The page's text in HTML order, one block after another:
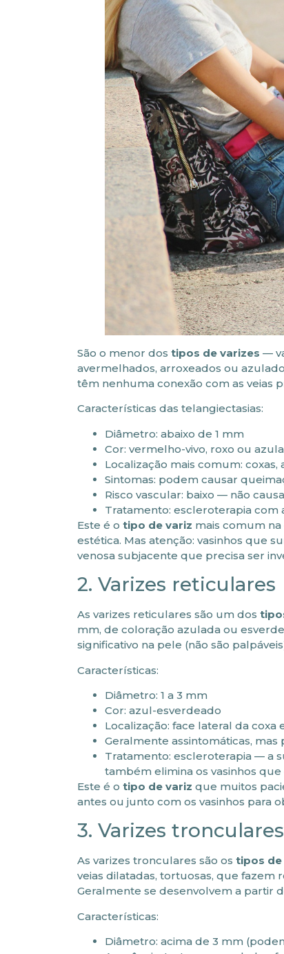
São o menor dos tipos de varizes —
avermelhados, arroxeados ou
têm nenhuma conexão com as veias
Características das telangiectasias:
Diâmetro: abaixo de 1 mm
Cor: vermelho-vivo, roxo ou
Localização mais comum:
Sintomas: podem causar
Risco vascular: baixo — não
Tratamento: escleroterapia
Este é o tipo de variz mais comum
estética. Mas atenção: vasinhos que
venosa subjacente que precisa ser
2. Varizes reticulares
As varizes reticulares são um dos
mm, de coloração azulada ou
significativo na pele (não são
Características:
Diâmetro: 1 a 3 mm
Cor: azul-esverdeado
Localização: face lateral da
Geralmente assintomáticas,
Tratamento: escleroterapia — a
também elimina os vasinhos
Este é o tipo de variz que muitos
antes ou junto com os vasinhos para
3. Varizes
As varizes tronculares são os tipos de
veias dilatadas, tortuosas, que fazem
Geralmente se desenvolvem a partir
Características:
Diâmetro: acima de 3 mm